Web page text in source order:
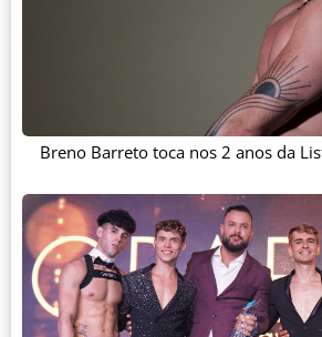
Breno Barreto toca nos 2 anos da